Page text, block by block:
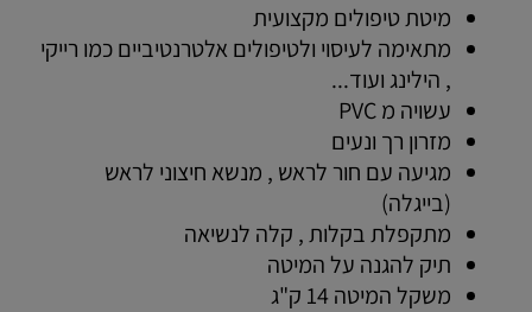
מיטת טיפולים מקצועית
מתאימה לעיסוי ולטיפולים אלטרנטיביים כמו רייקי
, הילינג ועוד...
עשויה מ PVC
מזרון רך ונעים
מגיעה עם חור לראש , מנשא חיצוני לראש
(בייגלה)
מתקפלת בקלות , קלה לנשיאה
תיק להגנה על המיטה
משקל המיטה 14 ק"ג